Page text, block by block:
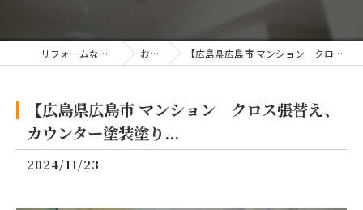
リフォームならリフォーム職人 お知らせ 【広島県広島市 マンション クロス張替え、カウンター塗装塗り...
【広島県広島市 マンション クロス張替え、
カウンター塗装塗り...
2024/11/23